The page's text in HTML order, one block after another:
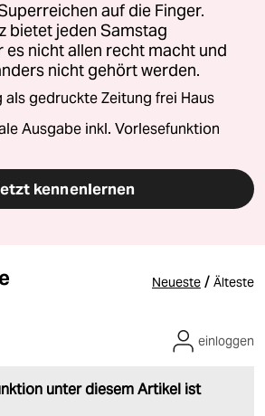
auf die Finger.
bietet jeden Samstag
nicht allen recht macht und
nicht gehört werden.
als gedruckte Zeitung frei Haus
Ausgabe inkl. Vorlesefunktion
kennenlernen
Neueste / Älteste
unter diesem Artikel ist
einloggen